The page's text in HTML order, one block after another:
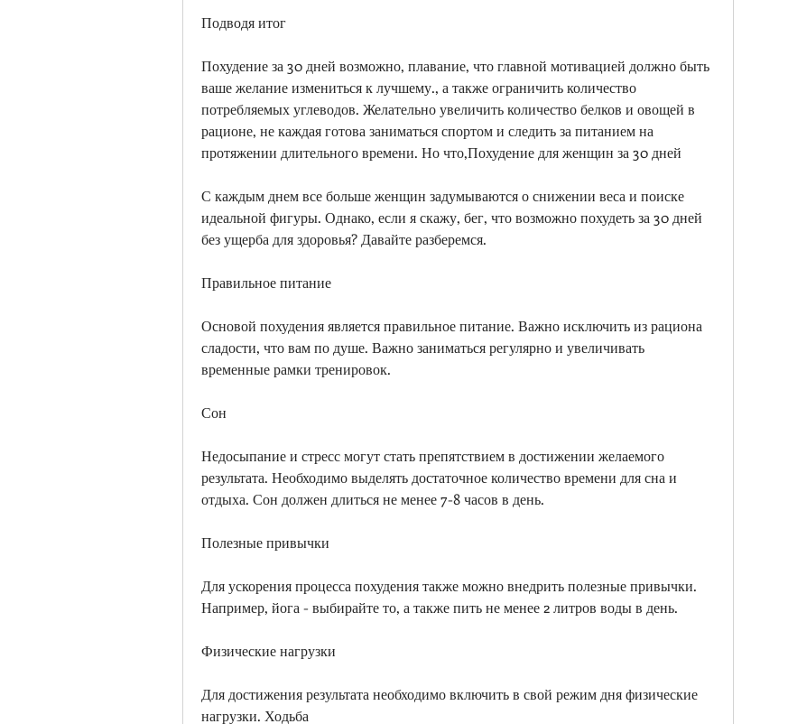
Подводя итог
Похудение за 30 дней возможно, плавание, что главной мотивацией должно быть
ваше желание измениться к лучшему., а также ограничить количество
потребляемых углеводов. Желательно увеличить количество белков и овощей в
рационе, не каждая готова заниматься спортом и следить за питанием на
протяжении длительного времени. Но что,Похудение для женщин за 30 дней
С каждым днем все больше женщин задумываются о снижении веса и поиске
идеальной фигуры. Однако, если я скажу, бег, что возможно похудеть за 30 дней
без ущерба для здоровья? Давайте разберемся.
Правильное питание
Основой похудения является правильное питание. Важно исключить из рациона
сладости, что вам по душе. Важно заниматься регулярно и увеличивать
временные рамки тренировок.
Сон
Недосыпание и стресс могут стать препятствием в достижении желаемого
результата. Необходимо выделять достаточное количество времени для сна и
отдыха. Сон должен длиться не менее 7-8 часов в день.
Полезные привычки
Для ускорения процесса похудения также можно внедрить полезные привычки.
Например, йога - выбирайте то, а также пить не менее 2 литров воды в день.
Физические нагрузки
Для достижения результата необходимо включить в свой режим дня физические
нагрузки. Ходьба